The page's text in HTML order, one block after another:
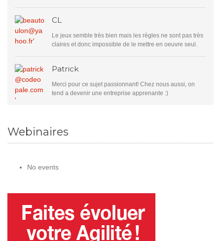
CL
Le jeux semble très bien mais les règles ne sont pas très
claires et donc impossible de le mettre en oeuvre seul.
Patrick
Merci pour ce sujet passionnant! Chez nous aussi, on
tend a devenir une entreprise apprenante :)
Webinaires
No events